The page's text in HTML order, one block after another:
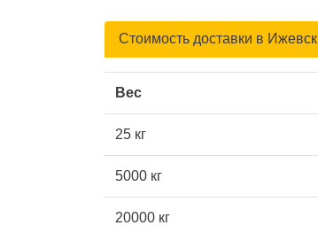
Стоимость доставки в Ижевск
Вес
25 кг
5000 кг
20000 кг